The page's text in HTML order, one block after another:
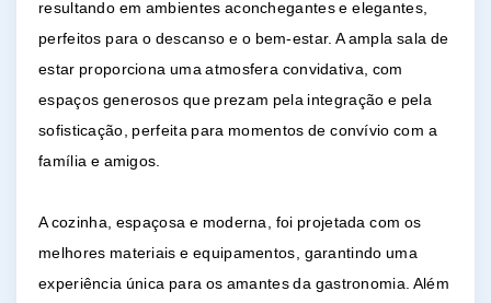
resultando em ambientes aconchegantes e elegantes,
perfeitos para o descanso e o bem-estar. A ampla sala de
estar proporciona uma atmosfera convidativa, com
espaços generosos que prezam pela integração e pela
sofisticação, perfeita para momentos de convívio com a
família e amigos.
A cozinha, espaçosa e moderna, foi projetada com os
melhores materiais e equipamentos, garantindo uma
experiência única para os amantes da gastronomia. Além